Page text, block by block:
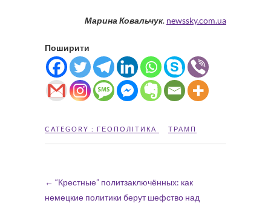
Марина Ковальчук. newssky.com.ua
Поширити
CATEGORY : ГЕОПОЛІТИКА ТРАМП
← “Крестные” политзаключённых: как
немецкие политики берут шефство над